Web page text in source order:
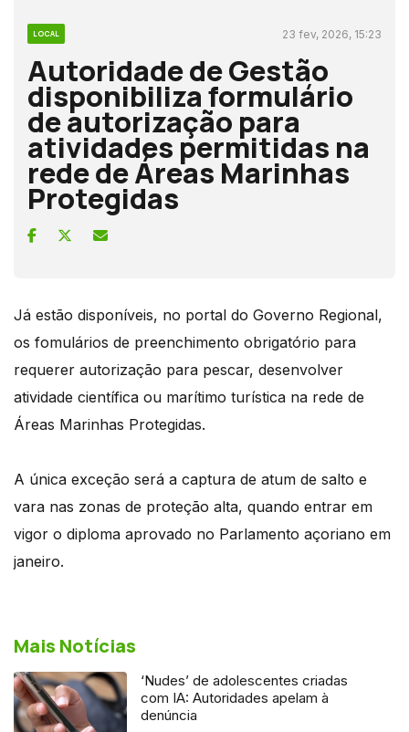
LOCAL 23 fev, 2026, 15:23
Autoridade de Gestão
disponibiliza formulário
de autorização para
atividades permitidas na
rede de Áreas Marinhas
Protegidas
Já estão disponíveis, no portal do Governo Regional,
os fomulários de preenchimento obrigatório para
requerer autorização para pescar, desenvolver
atividade científica ou marítimo turística na rede de
Áreas Marinhas Protegidas.
A única exceção será a captura de atum de salto e
vara nas zonas de proteção alta, quando entrar em
vigor o diploma aprovado no Parlamento açoriano em
janeiro.
Mais Notícias
‘Nudes’ de adolescentes criadas
com IA: Autoridades apelam à
denúncia